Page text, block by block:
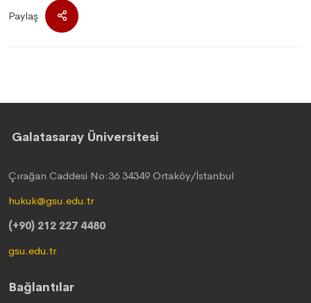
Paylaş
Galatasaray Üniversitesi
Çırağan Caddesi No:36 34349 Ortaköy/İstanbul
hukuk@gsu.edu.tr
(+90) 212 227 4480
gsu.edu.tr
Bağlantılar